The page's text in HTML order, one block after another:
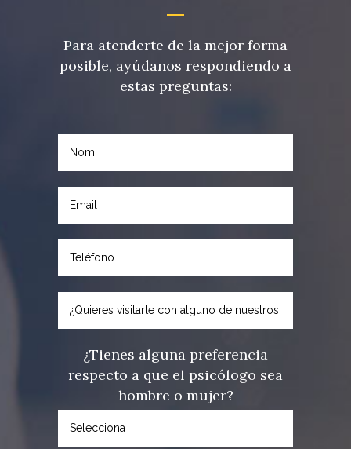
Para atenderte de la mejor forma
posible, ayúdanos respondiendo a
estas preguntas:
¿Tienes alguna preferencia
respecto a que el psicólogo sea
hombre o mujer?